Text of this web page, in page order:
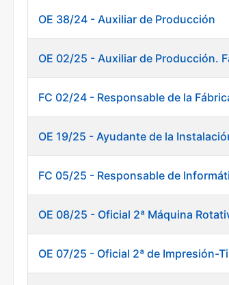
OE 38/24 - Auxiliar de Producción
OE 02/25 - Auxiliar de Producción.
FC 02/24 - Responsable de la
OE 19/25 - Ayudante de la
FC 05/25 - Responsable de
OE 08/25 - Oficial 2ª Máquina
OE 07/25 - Oficial 2ª de Impresión-